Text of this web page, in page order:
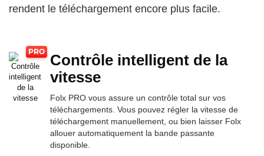
rendent le téléchargement encore plus facile.
Contrôle intelligent de la
vitesse
Folx PRO vous assure un contrôle total sur vos
téléchargements. Vous pouvez régler la vitesse de
téléchargement manuellement, ou bien laisser Folx
allouer automatiquement la bande passante
disponible.